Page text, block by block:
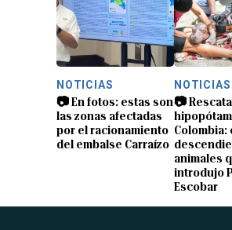
NOTICIAS
📷 En fotos: estas son
las zonas afectadas
por el racionamiento
del embalse Carraízo
NOTICIAS
📷
Colombia:
animales
introdujo
Escobar